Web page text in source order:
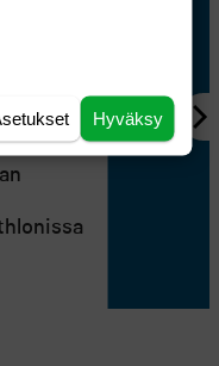
Hyväksy